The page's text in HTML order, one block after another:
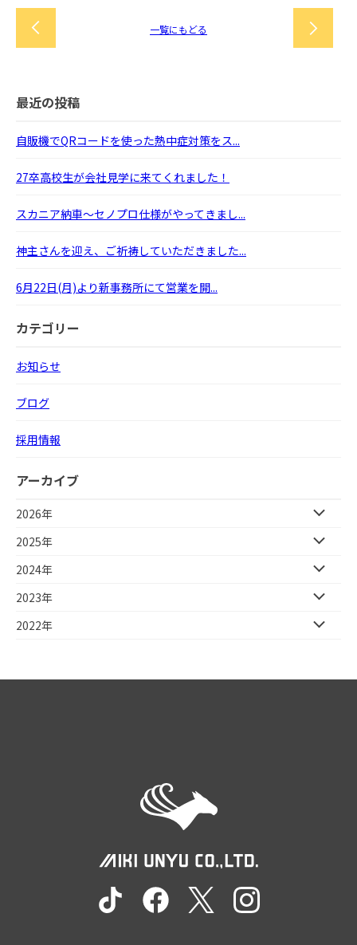
一覧にもどる
最近の投稿
自販機でQRコードを使った熱中症対策をス...
27卒高校生が会社見学に来てくれました！
スカニア納車～セノプロ仕様がやってきまし...
神主さんを迎え、ご祈祷していただきました...
6月22日(月)より新事務所にて営業を開...
カテゴリー
お知らせ
ブログ
採用情報
アーカイブ
2026年
2025年
2024年
2023年
2022年